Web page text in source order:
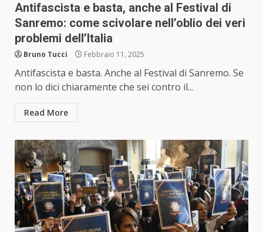
Antifascista e basta, anche al Festival di
Sanremo: come scivolare nell’oblio dei veri
problemi dell’Italia
Bruno Tucci Febbraio 11, 2025
Antifascista e basta. Anche al Festival di Sanremo. Se
non lo dici chiaramente che sei contro il...
Read More